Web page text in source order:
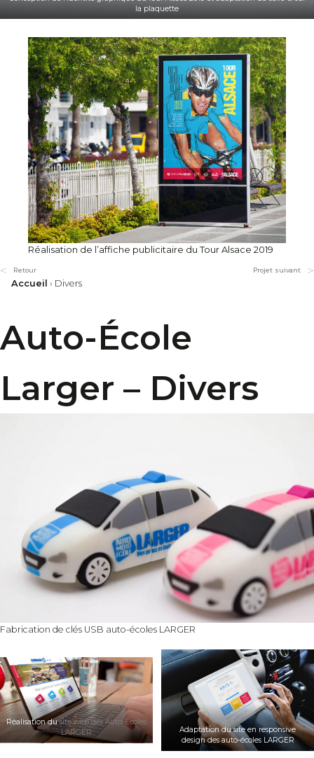
la plaquette
Réalisation de l’affiche publicitaire du Tour Alsace 2019
Retour Projet suivant
Accueil › Divers
Auto-École
Larger – Divers
Fabrication de clés USB auto-écoles LARGER
Réalisation dusite web des Auto-Écoles
LARGER
Adaptation du site en responsive
design des auto-écoles LARGER